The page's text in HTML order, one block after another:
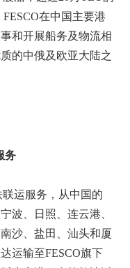
在中国主要港
和开展船务及物流相
的中俄及欧亚大陆之
务
联运服务，从中国的
波、日照、连云港、
沙、盐田、汕头和厦
运输至FESCO旗下